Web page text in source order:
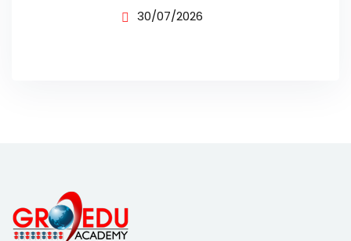
TANPA IKLAN
30/07/2026